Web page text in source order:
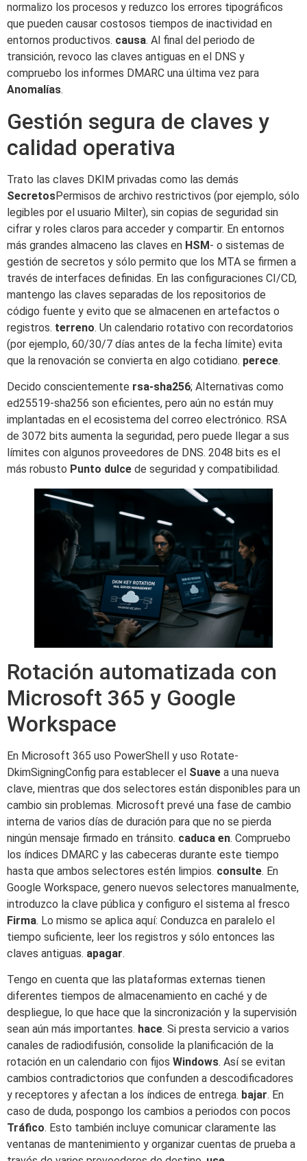
normalizo los procesos y reduzco los errores tipográficos
que pueden causar costosos tiempos de inactividad en
entornos productivos. causa. Al final del periodo de
transición, revoco las claves antiguas en el DNS y
compruebo los informes DMARC una última vez para
Anomalías.
Gestión segura de claves y
calidad operativa
Trato las claves DKIM privadas como las demás
SecretosPermisos de archivo restrictivos (por ejemplo, sólo
legibles por el usuario Milter), sin copias de seguridad sin
cifrar y roles claros para acceder y compartir. En entornos
más grandes almaceno las claves en HSM- o sistemas de
gestión de secretos y sólo permito que los MTA se firmen a
través de interfaces definidas. En las configuraciones CI/CD,
mantengo las claves separadas de los repositorios de
código fuente y evito que se almacenen en artefactos o
registros. terreno. Un calendario rotativo con recordatorios
(por ejemplo, 60/30/7 días antes de la fecha límite) evita
que la renovación se convierta en algo cotidiano. perece.
Decido conscientemente rsa-sha256; Alternativas como
ed25519-sha256 son eficientes, pero aún no están muy
implantadas en el ecosistema del correo electrónico. RSA
de 3072 bits aumenta la seguridad, pero puede llegar a sus
límites con algunos proveedores de DNS. 2048 bits es el
más robusto Punto dulce de seguridad y compatibilidad.
Rotación automatizada con
Microsoft 365 y Google
Workspace
En Microsoft 365 uso PowerShell y uso Rotate-
DkimSigningConfig para establecer el Suave a una nueva
clave, mientras que dos selectores están disponibles para un
cambio sin problemas. Microsoft prevé una fase de cambio
interna de varios días de duración para que no se pierda
ningún mensaje firmado en tránsito. caduca en. Compruebo
los índices DMARC y las cabeceras durante este tiempo
hasta que ambos selectores estén limpios. consulte. En
Google Workspace, genero nuevos selectores manualmente,
introduzco la clave pública y configuro el sistema al fresco
Firma. Lo mismo se aplica aquí: Conduzca en paralelo el
tiempo suficiente, leer los registros y sólo entonces las
claves antiguas. apagar.
Tengo en cuenta que las plataformas externas tienen
diferentes tiempos de almacenamiento en caché y de
despliegue, lo que hace que la sincronización y la supervisión
sean aún más importantes. hace. Si presta servicio a varios
canales de radiodifusión, consolide la planificación de la
rotación en un calendario con fijos Windows. Así se evitan
cambios contradictorios que confunden a descodificadores
y receptores y afectan a los índices de entrega. bajar. En
caso de duda, pospongo los cambios a periodos con pocos
Tráfico. Esto también incluye comunicar claramente las
ventanas de mantenimiento y organizar cuentas de prueba a